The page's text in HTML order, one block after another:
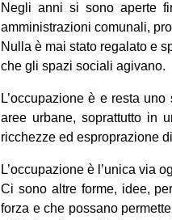
Negli anni si sono aperte
amministrazioni comunali,
Nulla è mai stato regalato e
che gli spazi sociali agivano.
L’occupazione è e resta
aree urbane, soprattutto in
ricchezze ed esproprazione
L’occupazione è l’unica via
Ci sono altre forme, idee,
forza e che possano